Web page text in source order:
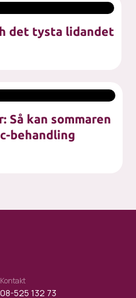
det tysta lidandet
Så kan sommaren
behandling
Kontakt
08-525 132 73